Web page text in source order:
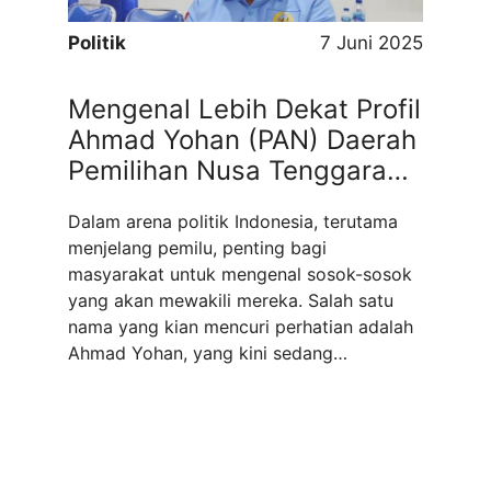
Politik 7 Juni 2025
Mengenal Lebih Dekat Profil
Ahmad Yohan (PAN) Daerah
Pemilihan Nusa Tenggara
Dalam arena politik Indonesia, terutama
menjelang pemilu, penting bagi
masyarakat untuk mengenal sosok-sosok
yang akan mewakili mereka. Salah satu
nama yang kian mencuri perhatian adalah
Ahmad Yohan, yang kini sedang